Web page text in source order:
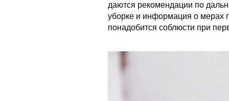
даются рекомендации по
уборке и информация о мерах
понадобится соблюсти при